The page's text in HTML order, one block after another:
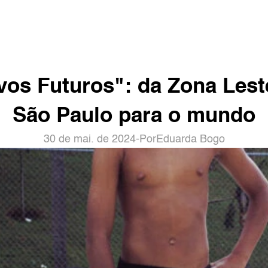
Futuros": da Zona
São Paulo para o mundo
30 de mai. de 2024- PorEduarda Bogo